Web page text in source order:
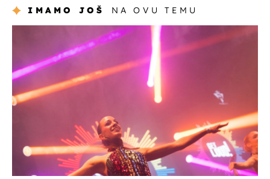
IMAMO JOŠ NA OVU TEMU